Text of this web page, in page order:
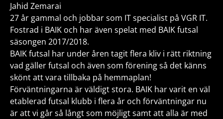
Jahid Zemarai
27 år gammal och jobbar som IT specialist på VGR IT.
Fostrad i BAIK och har även spelat med BAIK futsal
säsongen 2017/2018.
BAIK futsal har under åren tagit flera kliv i rätt riktning
vad gäller futsal och även som förening så det känns
skönt att vara tillbaka på hemmaplan!
Förväntningarna är väldigt stora. BAIK har varit en väl
etablerad futsal klubb i flera år och förväntningar nu
är att vi går så långt som möjligt samt att alla är med